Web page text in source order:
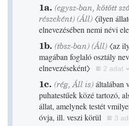
1a. (egysz-ban, kötött
részeként)(Áll)〈ilyen
elnevezésében nemi névi
1b. (tbsz-ban)(Áll)〈az
magában foglaló osztály
elnevezéseként〉
2 adat
1c. (rég,Állis)általában
puhatestűek közé tartozó,
állat, amelynek testét
óvja, ill. veszi körül
3